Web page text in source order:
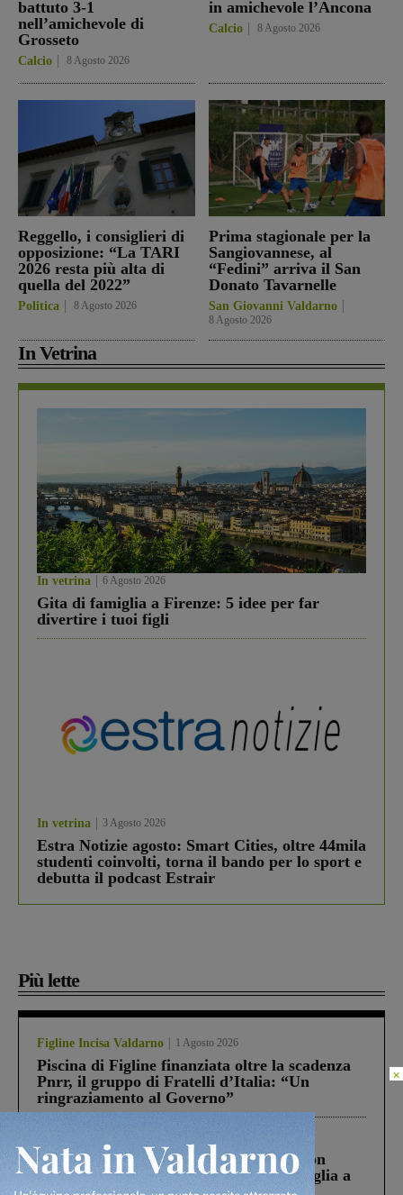
battuto 3-1
nell’amichevole di
Grosseto
Calcio 8 Agosto 2026
in amichevole l’Ancona
Calcio 8 Agosto 2026
Reggello, i consiglieri di
opposizione: “La TARI
2026 resta più alta di
quella del 2022”
Politica 8 Agosto 2026
Prima stagionale per la
Sangiovannese, al
“Fedini” arriva il San
Donato Tavarnelle
San Giovanni Valdarno
8 Agosto 2026
In Vetrina
In vetrina 6 Agosto 2026
Gita di famiglia a Firenze: 5 idee per far
divertire i tuoi figli
In vetrina 3 Agosto 2026
Estra Notizie agosto: Smart Cities, oltre 44mila
studenti coinvolti, torna il bando per lo sport e
debutta il podcast Estrair
Più lette
Figline Incisa Valdarno 1 Agosto 2026
Piscina di Figline finanziata oltre la scadenza
Pnrr, il gruppo di Fratelli d’Italia: “Un
ringraziamento al Governo”
Cronaca
Scomparso da una struttura di Castiglion
Fiorentino l’uomo che aveva ucciso la figlia a
×